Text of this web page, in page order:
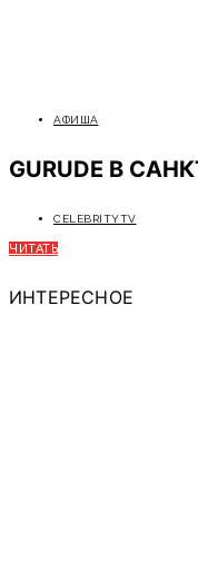
АФИША
GURUDE В
CELEBRITYTV
ЧИТАТЬ
ИНТЕРЕСНОЕ